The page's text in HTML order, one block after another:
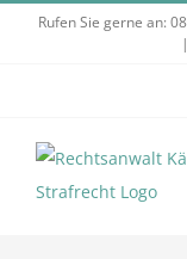
Rufen Sie gerne an:
|